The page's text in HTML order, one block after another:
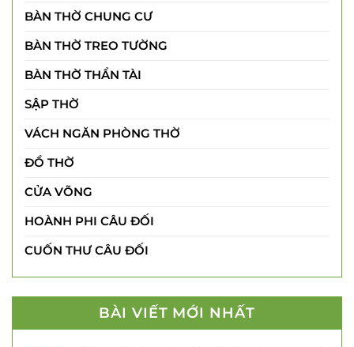
BÀN THỜ CHUNG CƯ
BÀN THỜ TREO TƯỜNG
BÀN THỜ THẦN TÀI
SẬP THỜ
VÁCH NGĂN PHÒNG THỜ
ĐỒ THỜ
CỬA VÕNG
HOÀNH PHI CÂU ĐỐI
CUỐN THƯ CÂU ĐỐI
BÀI VIẾT MỚI NHẤT